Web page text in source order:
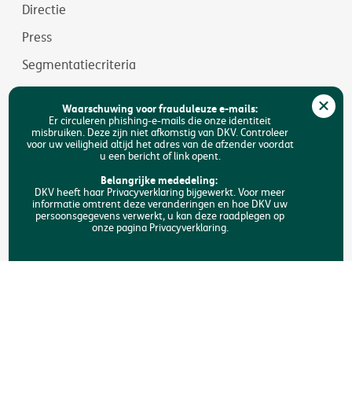
Directie
Press
Segmentatiecriteria
Jobs
Duurzaamheid
Toegankelijkheid
Zoeken
Waarschuwing voor frauduleuze e-mails:
Er circuleren phishing-e-mails die onze identiteit
misbruiken. Deze zijn niet afkomstig van DKV. Controleer
voor uw veiligheid altijd het adres van de afzender voordat
u een bericht of link opent.
Belangrijke mededeling:
DKV heeft haar Privacyverklaring bijgewerkt. Voor meer
informatie omtrent deze veranderingen en hoe DKV uw
persoonsgegevens verwerkt, u kan deze raadplegen op
onze pagina Privacyverklaring.